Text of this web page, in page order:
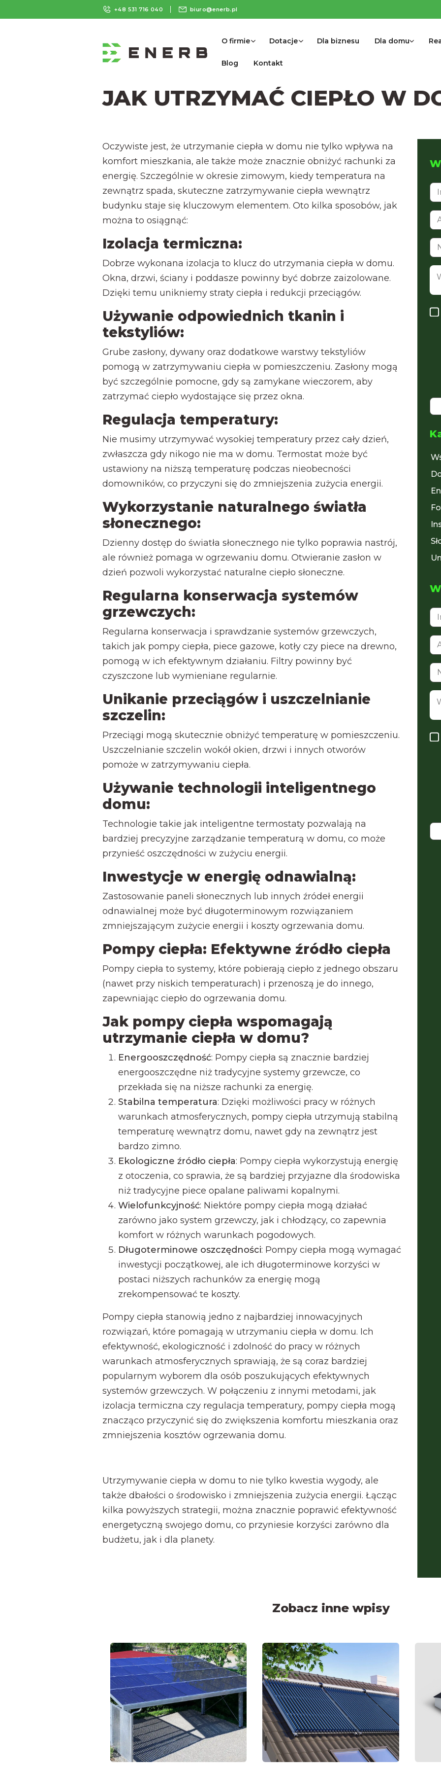
+48 531 716 040 biuro@enerb.pl
O firmie Dotacje Dla biznesu Dla domu
Blog Kontakt
JAK UTRZYMAĆ CIEPŁO W
Oczywiste jest, że utrzymanie ciepła w domu nie tylko wpływa na
komfort mieszkania, ale także może znacznie obniżyć rachunki za
energię. Szczególnie w okresie zimowym, kiedy temperatura na
zewnątrz spada, skuteczne zatrzymywanie ciepła wewnątrz
budynku staje się kluczowym elementem. Oto kilka sposobów, jak
można to osiągnąć:
Izolacja termiczna:
Dobrze wykonana izolacja to klucz do utrzymania ciepła w domu.
Okna, drzwi, ściany i poddasze powinny być dobrze zaizolowane.
Dzięki temu unikniemy straty ciepła i redukcji przeciągów.
Używanie odpowiednich tkanin i
tekstyliów:
Grube zasłony, dywany oraz dodatkowe warstwy tekstyliów
pomogą w zatrzymywaniu ciepła w pomieszczeniu. Zasłony mogą
być szczególnie pomocne, gdy są zamykane wieczorem, aby
zatrzymać ciepło wydostające się przez okna.
Regulacja temperatury:
Nie musimy utrzymywać wysokiej temperatury przez cały dzień,
zwłaszcza gdy nikogo nie ma w domu. Termostat może być
ustawiony na niższą temperaturę podczas nieobecności
domowników, co przyczyni się do zmniejszenia zużycia energii.
Wykorzystanie naturalnego światła
słonecznego:
Dzienny dostęp do światła słonecznego nie tylko poprawia nastrój,
ale również pomaga w ogrzewaniu domu. Otwieranie zasłon w
dzień pozwoli wykorzystać naturalne ciepło słoneczne.
Regularna konserwacja systemów
grzewczych:
Regularna konserwacja i sprawdzanie systemów grzewczych,
takich jak pompy ciepła, piece gazowe, kotły czy piece na drewno,
pomogą w ich efektywnym działaniu. Filtry powinny być
czyszczone lub wymieniane regularnie.
Unikanie przeciągów i uszczelnianie
szczelin:
Przeciągi mogą skutecznie obniżyć temperaturę w pomieszczeniu.
Uszczelnianie szczelin wokół okien, drzwi i innych otworów
pomoże w zatrzymywaniu ciepła.
Używanie technologii inteligentnego
domu:
Technologie takie jak inteligentne termostaty pozwalają na
bardziej precyzyjne zarządzanie temperaturą w domu, co może
przynieść oszczędności w zużyciu energii.
Inwestycje w energię odnawialną:
Zastosowanie paneli słonecznych lub innych źródeł energii
odnawialnej może być długoterminowym rozwiązaniem
zmniejszającym zużycie energii i koszty ogrzewania domu.
Pompy ciepła: Efektywne źródło ciepła
Pompy ciepła to systemy, które pobierają ciepło z jednego obszaru
(nawet przy niskich temperaturach) i przenoszą je do innego,
zapewniając ciepło do ogrzewania domu.
Jak pompy ciepła wspomagają
utrzymanie ciepła w domu?
Energooszczędność: Pompy ciepła są znacznie bardziej
energooszczędne niż tradycyjne systemy grzewcze, co
przekłada się na niższe rachunki za energię.
Stabilna temperatura: Dzięki możliwości pracy w różnych
warunkach atmosferycznych, pompy ciepła utrzymują stabilną
temperaturę wewnątrz domu, nawet gdy na zewnątrz jest
bardzo zimno.
Ekologiczne źródło ciepła: Pompy ciepła wykorzystują energię
z otoczenia, co sprawia, że są bardziej przyjazne dla środowiska
niż tradycyjne piece opalane paliwami kopalnymi.
Wielofunkcyjność: Niektóre pompy ciepła mogą działać
zarówno jako system grzewczy, jak i chłodzący, co zapewnia
komfort w różnych warunkach pogodowych.
Długoterminowe oszczędności: Pompy ciepła mogą wymagać
inwestycji początkowej, ale ich długoterminowe korzyści w
postaci niższych rachunków za energię mogą
zrekompensować te koszty.
Pompy ciepła stanowią jedno z najbardziej innowacyjnych
rozwiązań, które pomagają w utrzymaniu ciepła w domu. Ich
efektywność, ekologiczność i zdolność do pracy w różnych
warunkach atmosferycznych sprawiają, że są coraz bardziej
popularnym wyborem dla osób poszukujących efektywnych
systemów grzewczych. W połączeniu z innymi metodami, jak
izolacja termiczna czy regulacja temperatury, pompy ciepła mogą
znacząco przyczynić się do zwiększenia komfortu mieszkania oraz
zmniejszenia kosztów ogrzewania domu.
Utrzymywanie ciepła w domu to nie tylko kwestia wygody, ale
także dbałości o środowisko i zmniejszenia zużycia energii. Łącząc
kilka powyższych strategii, można znacznie poprawić efektywność
energetyczną swojego domu, co przyniesie korzyści zarówno dla
budżetu, jak i dla planety.
Zobacz inne wpisy